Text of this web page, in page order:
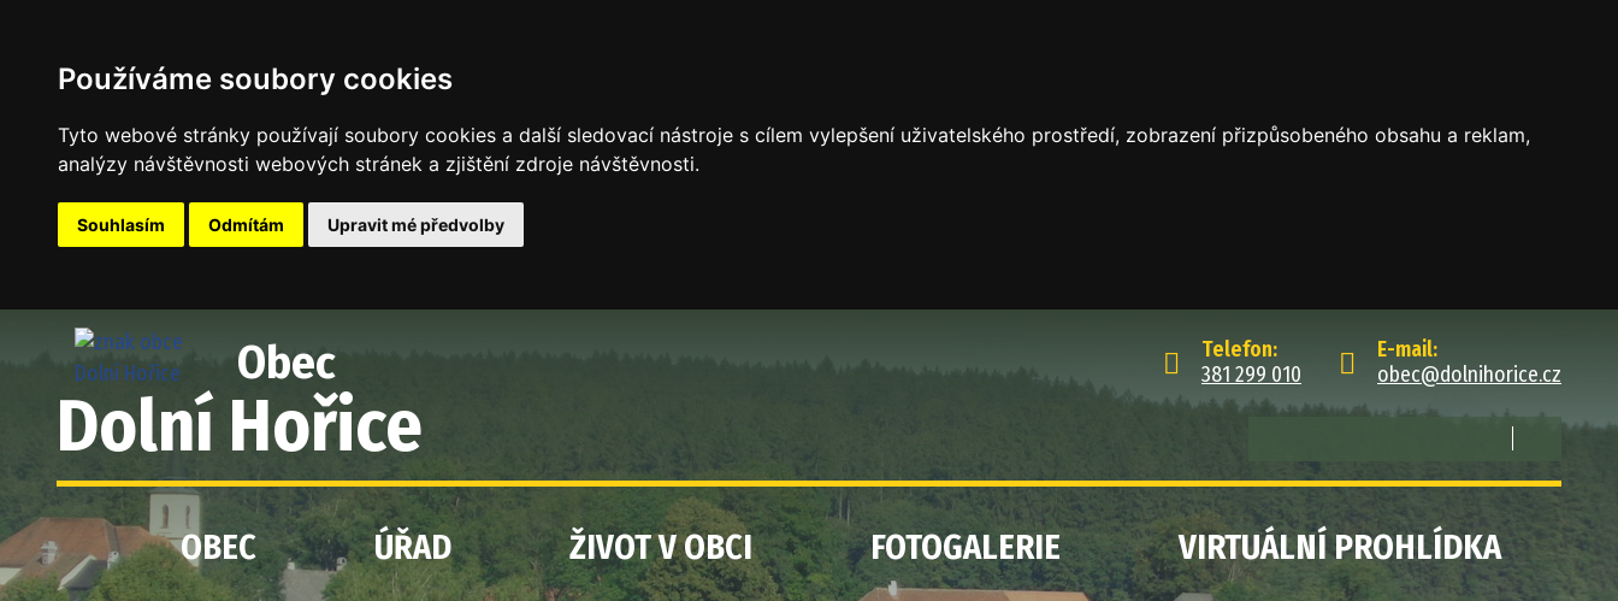
Používáme soubory cookies
Tyto webové stránky používají soubory cookies a další sledovací nástroje s cílem vylepšení uživatelského prostředí, zobrazení přizpůsobeného obsahu a reklam,
analýzy návštěvnosti webových stránek a zjištění zdroje návštěvnosti.
Souhlasím Odmítám Upravit mé předvolby
Obec
Dolní Hořice
Telefon:
381 299 010
E-mail:
obec@dolnihorice.cz
OBEC ÚŘAD ŽIVOT V OBCI FOTOGALERIE VIRTUÁLNÍ PROHLÍDKA